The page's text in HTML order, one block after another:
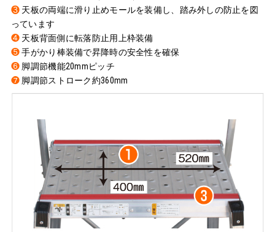
❸ 天板の両端に滑り止めモールを装備し、踏み外しの防止を図
っています
❹ 天板背面側に転落防止用上枠装備
❺手がかり棒装備で昇降時の安全性を確保
❻ 脚調節機能20mmピッチ
❼ 脚調節ストローク約360mm